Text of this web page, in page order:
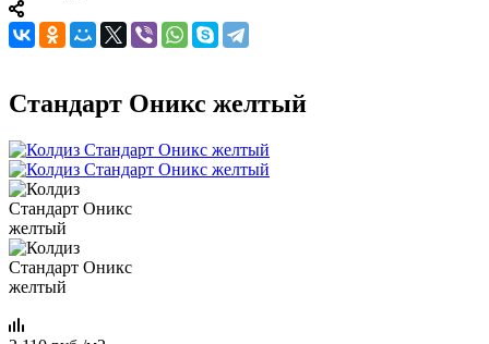
Стандарт Оникс желтый